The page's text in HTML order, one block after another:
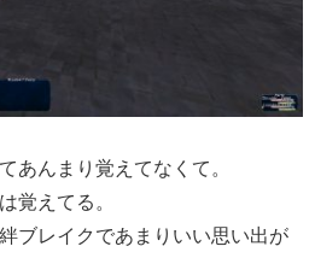
あんまり覚えてなくて。
覚えてる。
ブレイクであまりいい思い出が